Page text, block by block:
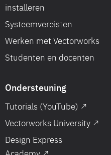
installeren
Systeemvereisten
Werken met Vectorworks
Studenten en docenten
Ondersteuning
Tutorials (YouTube) ↗
Vectorworks University ↗
Design Express